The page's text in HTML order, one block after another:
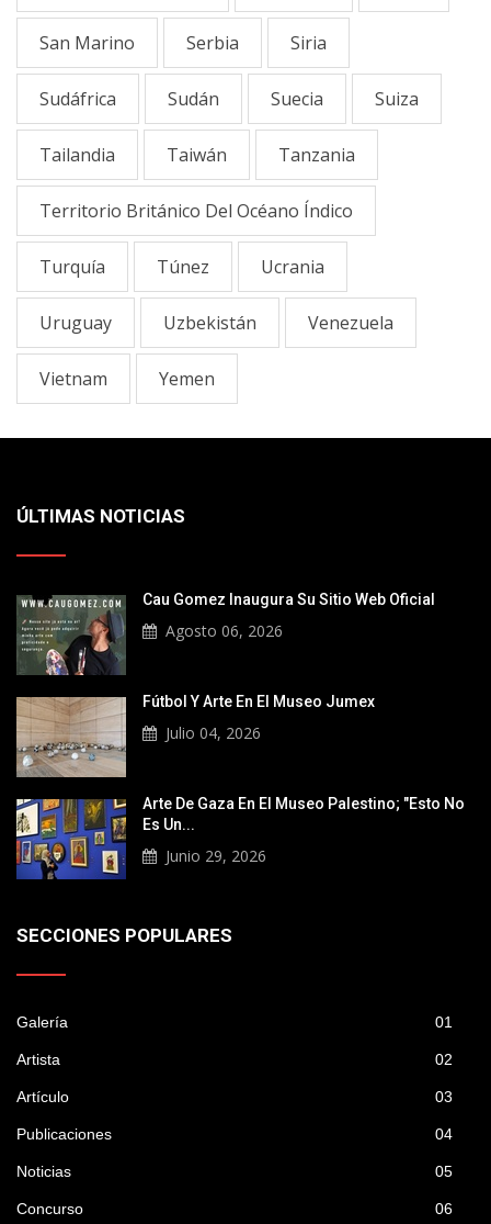
San Marino Serbia Siria
Sudáfrica Sudán Suecia Suiza
Tailandia Taiwán Tanzania
Territorio Británico Del Océano Índico
Turquía Túnez Ucrania
Uruguay Uzbekistán Venezuela
Vietnam Yemen
ÚLTIMAS NOTICIAS
Cau Gomez Inaugura Su Sitio Web Oficial
Agosto 06, 2026
Fútbol Y Arte En El Museo Jumex
Julio 04, 2026
Arte De Gaza En El Museo Palestino; "Esto No
Es Un...
Junio 29, 2026
SECCIONES POPULARES
Galería 01
Artista 02
Artículo 03
Publicaciones 04
Noticias 05
Concurso 06